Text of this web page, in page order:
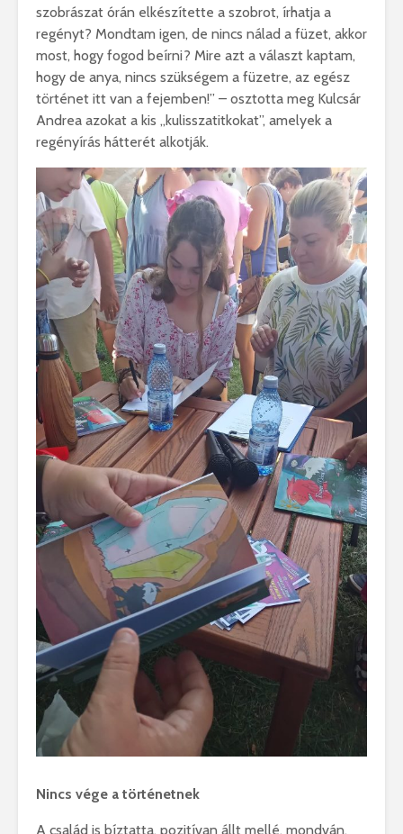
szobrászat órán elkészítette a szobrot, írhatja a
regényt? Mondtam igen, de nincs nálad a füzet, akkor
most, hogy fogod beírni? Mire azt a választ kaptam,
hogy de anya, nincs szükségem a füzetre, az egész
történet itt van a fejemben!” – osztotta meg Kulcsár
Andrea azokat a kis „kulisszatitkokat”, amelyek a
regényírás hátterét alkotják.
Nincs vége a történetnek
A család is bíztatta, pozitívan állt mellé, mondván,